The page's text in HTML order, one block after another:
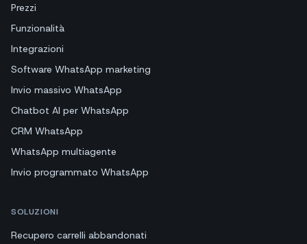
Prezzi
Funzionalità
Integrazioni
Software WhatsApp marketing
Invio massivo WhatsApp
Chatbot AI per WhatsApp
CRM WhatsApp
WhatsApp multiagente
Invio programmato WhatsApp
SOLUZIONI
Recupero carrelli abbandonati